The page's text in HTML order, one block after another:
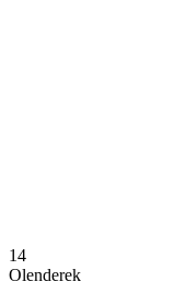
14
Olenderek